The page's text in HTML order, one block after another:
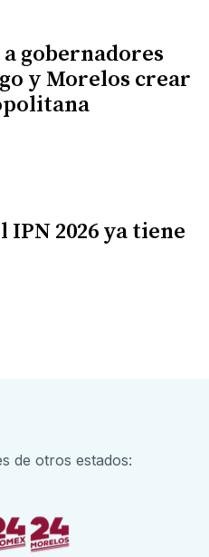
gobernadores
y Morelos crear
2026 ya tiene
de otros estados: